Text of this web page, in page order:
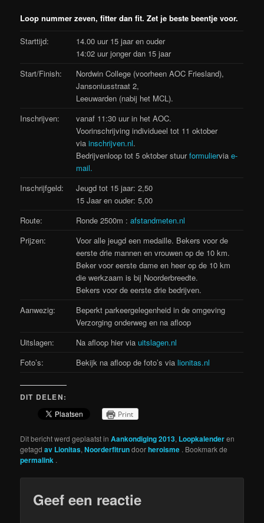
Loop nummer zeven, fitter dan fit. Zet je beste beentje voor.
Starttijd:
14.00 uur 15 jaar en ouder
14:02 uur jonger dan 15 jaar
Start/Finish:
Nordwin College (voorheen AOC Friesland),
Jansoniusstraat 2,
Leeuwarden (nabij het MCL).
Inschrijven:
vanaf 11:30 uur in het AOC.
Voorinschrijving individueel tot 11 oktober
viainschrijven.nl.
Bedrijvenloop tot 5 oktober stuurformulierviae-
mail.
Inschrijfgeld:
Jeugd tot 15 jaar: 2,50
15 Jaar en ouder: 5,00
Route:
Ronde 2500m :afstandmeten.nl
Prijzen:
Voor alle jeugd een medaille. Bekers voor de
eerste drie mannen en vrouwen op de 10 km.
Beker voor eerste dame en heer op de 10 km
die werkzaam is bij Noorderbreedte.
Bekers voor de eerste drie bedrijven.
Aanwezig:
Beperkt parkeergelegenheid in de omgeving
Verzorging onderweg en na afloop
Uitslagen:
Na afloop hier viauitslagen.nl
Foto’s:
Bekijk na afloop de foto’s vialionitas.nl
DIT DELEN:
Print
Dit bericht werd geplaatst inAankondiging 2013, Loopkalenderen
getagdav Lionitas,Noorderfitrundoorheroisme . Bookmark de
permalink .
Geef een reactie